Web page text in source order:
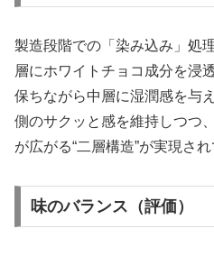
製造段階での「染み込み」処
層にホワイトチョコ成分を浸
保ちながら中層に湿潤感を与
側のサクッと感を維持しつつ
が広がる“二層構造”が実現され
味のバランス（評価）